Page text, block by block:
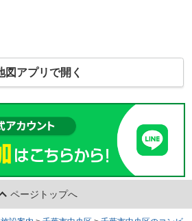
図アプリで開く
ページトップへ